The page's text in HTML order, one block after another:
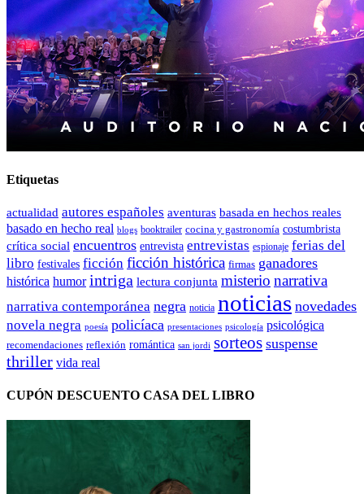
Etiquetas
actualidad autores españoles aventuras basada en hechos reales
basado en hecho real blogs booktrailer cocina y gastronomía costumbrista
crítica social encuentros entrevista entrevistas espionaje ferias del
libro festivales ficción ficción histórica firmas ganadores
histórica humor intriga lectura conjunta misterio narrativa
narrativa contemporánea negra noticia noticias novedades
novela negra poesía policíaca presentaciones psicología psicológica
recomendaciones reflexión romántica san jordi sorteos suspense
thriller vida real
CUPÓN DESCUENTO CASA DEL LIBRO